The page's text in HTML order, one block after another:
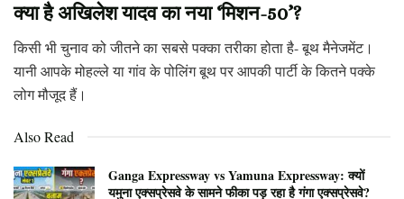
क्या है अखिलेश यादव का नया ‘मिशन-50’?
किसी भी चुनाव को जीतने का सबसे पक्का तरीका होता है- बूथ मैनेजमेंट।
यानी आपके मोहल्ले या गांव के पोलिंग बूथ पर आपकी पार्टी के कितने पक्के
लोग मौजूद हैं।
Also Read
Ganga Expressway vs Yamuna Expressway: क्यों
यमुना एक्सप्रेसवे के सामने फीका पड़ रहा है गंगा एक्सप्रेसवे?